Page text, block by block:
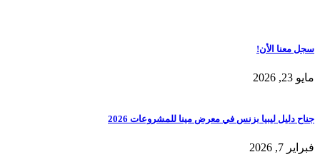
سجل معنا الأن!
مايو 23, 2026
جناح دليل ليبيا بزنس في معرض مينا للمشروعات 2026
فبراير 7, 2026